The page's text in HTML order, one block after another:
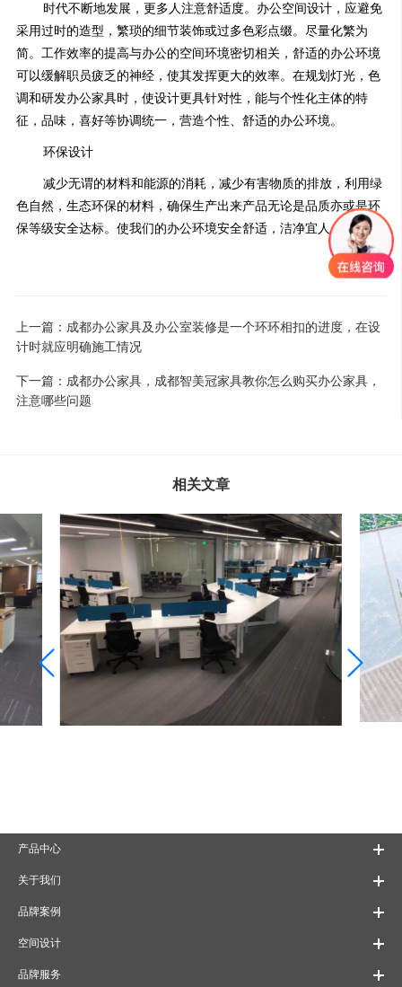
时代不断地发展，更多人注意舒适度。办公空间设计，应避免
采用过时的造型，繁琐的细节装饰或过多色彩点缀。尽量化繁为
简。工作效率的提高与办公的空间环境密切相关，舒适的办公环境
可以缓解职员疲乏的神经，使其发挥更大的效率。在规划灯光，色
调和研发办公家具时，使设计更具针对性，能与个性化主体的特
征，品味，喜好等协调统一，营造个性、舒适的办公环境。
环保设计
减少无谓的材料和能源的消耗，减少有害物质的排放，利用绿
色自然，生态环保的材料，确保生产出来产品无论是品质亦或是环
保等级安全达标。使我们的办公环境安全舒适，洁净宜人。
上一篇： 成都办公家具及办公室装修是一个环环相扣的进度，在设
计时就应明确施工情况
下一篇： 成都办公家具，成都智美冠家具教你怎么购买办公家具，
注意哪些问题
相关文章
产品中心
关于我们
品牌案例
空间设计
品牌服务